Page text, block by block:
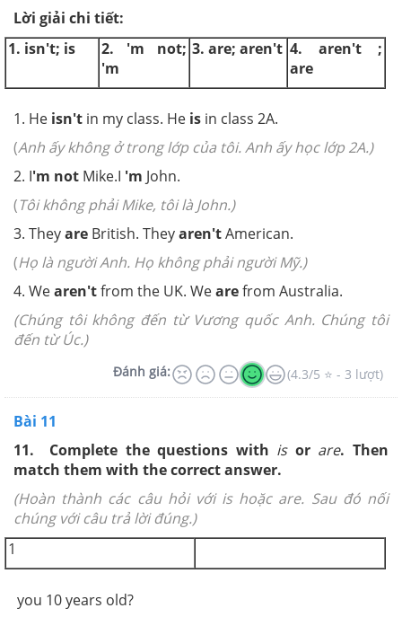
Lời giải chi tiết:
1. isn't; is
2. 'm not;
'm
3. are; aren't 4. aren't ;
are
1. He isn't in my class. He is in class 2A.
(Anh ấy không ở trong lớp của tôi. Anh ấy học lớp 2A.)
2. I'm not Mike.I 'm John.
(Tôi không phải Mike, tôi là John.)
3. Theyare British. Theyaren'tAmerican.
(Họ là người Anh. Họ không phải người Mỹ.)
4. Wearen'tfrom the UK. Wearefrom Australia.
(Chúng tôi không đến từ Vương quốc Anh. Chúng tôi
đến từ Úc.)
Đánh giá: (4.3/5 ⭐ - 3 lượt)
Bài 11
11. Complete the questions with isor are. Then
match them with the correct answer.
(Hoàn thành các câu hỏi với is hoặc are. Sau đó nối
chúng với câu trả lời đúng.)
1
you 10 years old?